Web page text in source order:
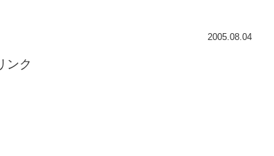
2005.08.04
ンク